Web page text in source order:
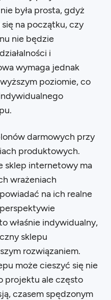
była prosta, gdyż
na początku, czy
nie będzie
i
wymaga jednak
poziomie, co
darmowych przy
produktowych.
sklep internetowy ma
wrażeniach
na ich realne
właśnie indywidualny,
sklepu
rozwiązaniem.
może cieszyć się nie
projektu ale często
czasem spędzonym